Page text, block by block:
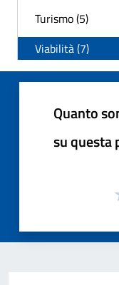
Turismo (5)
Viabilità (7)
Quanto
su questa